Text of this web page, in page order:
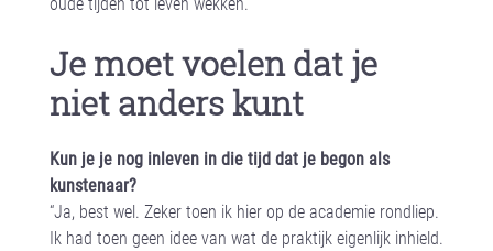
Je moet voelen dat je
niet anders kunt
Kun je je nog inleven in die tijd dat je begon als
kunstenaar?
“Ja, best wel. Zeker toen ik hier op de academie rondliep.
Ik had toen geen idee van wat de praktijk eigenlijk inhield.